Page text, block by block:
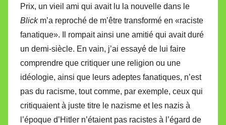
Prix, un vieil ami qui avait lu la nouvelle dans le
Blickm’a reproché de m’être transformé en «raciste
fanatique». Il rompait ainsi une amitié qui avait duré
un demi-siècle. En vain, j’ai essayé de lui faire
comprendre que critiquer une religion ou une
idéologie, ainsi que leurs adeptes fanatiques, n’est
pas du racisme, tout comme, par exemple, ceux qui
critiquaient à juste titre le nazisme et les nazis à
l’époque d’Hitler n’étaient pas racistes à l’égard de